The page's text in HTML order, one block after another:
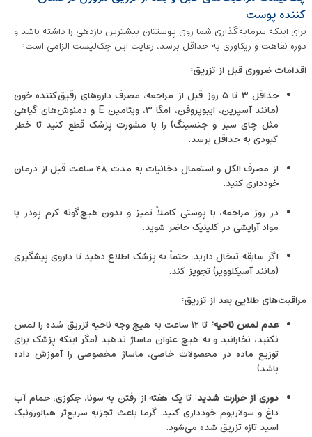
کننده پوست
برای اینکه سرمایه‌گذاری شما روی پوستتان بیشترین بازدهی را داشته باشد و
دوره نقاهت و ریکاوری به حداقل برسد، رعایت این چک‌لیست الزامی است:
اقدامات ضروری قبل از تزریق:
حداقل ۳ تا ۵ روز قبل از مراجعه، مصرف داروهای رقیق‌کننده خون
(مانند آسپرین، ایبوپروفن، امگا ۳، ویتامین E و دمنوش‌های گیاهی
مثل چای سبز و جنسینگ) را با مشورت پزشک قطع کنید تا خطر
کبودی به حداقل برسد.
از مصرف الکل و استعمال دخانیات به مدت ۴۸ ساعت قبل از درمان
خودداری کنید.
در روز مراجعه، با پوستی کاملاً تمیز و بدون هیچ‌گونه کرم پودر یا
مواد آرایشی در کلینیک حاضر شوید.
اگر سابقه تبخال دارید، حتماً به پزشک اطلاع دهید تا داروی پیشگیری
(مانند آسیکلوویر) تجویز کند.
مراقبت‌های طلایی بعد از تزریق:
عدم لمس ناحیه:
تا ۱۲ ساعت به هیچ وجه ناحیه تزریق شده را لمس
نکنید، نخارانید و به هیچ عنوان ماساژ ندهید (مگر اینکه پزشک برای
توزیع ماده در محصولات خاصی، ماساژ مخصوصی را آموزش داده
باشد).
دوری از حرارت شدید: تا یک هفته از رفتن به سونا، جکوزی، حمام آب
داغ و سولاریوم خودداری کنید. گرما باعث تجزیه سریع‌تر هیالورونیک
اسید تازه تزریق شده می‌شود.